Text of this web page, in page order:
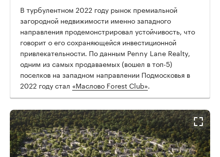
В турбулентном 2022 году рынок премиальной
загородной недвижимости именно западного
направления продемонстрировал устойчивость, что
говорит о его сохраняющейся инвестиционной
привлекательности. По данным Penny Lane Realty,
одним из самых продаваемых (вошел в топ-5)
поселков на западном направлении Подмосковья в
2022 году стал «Маслово Forest Club».